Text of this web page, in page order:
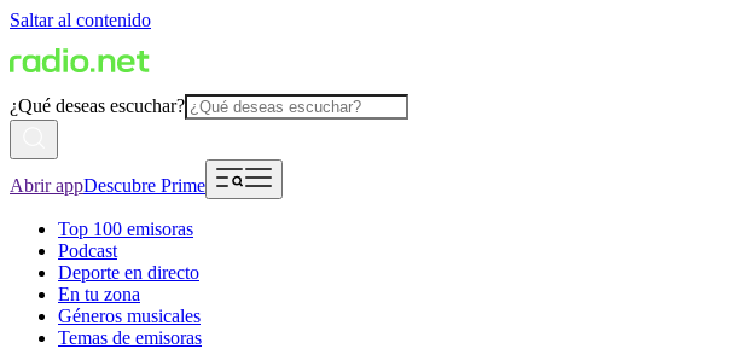
Saltar al contenido
¿Qué deseas escuchar?
Abrir appDescubre Prime
Top 100 emisoras
Podcast
Deporte en directo
En tu zona
Géneros musicales
Temas de emisoras